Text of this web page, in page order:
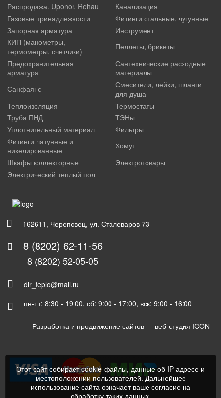
Распродажа. Uponor, Rehau
Канализация
Газовые принадлежности
Фитинги стальные, чугунные
Запорная арматура
Инструмент
КИП (манометры,
термометры, счетчики)
Пеллеты, брикеты
Предохранительная
арматура
Сантехнические расходные
материалы
Санфаянс
Смесители, лейки, шланги
для душа
Теплоизоляция
Термостаты
Труба ПНД
ТЭНы
Уплотнительный материал
Фильтры
Фитинги латунные и
никелированные
Хомут
Шкафы коллекторные
Электротовары
Электрический теплый пол
162611, Череповец, ул. Сталеваров 73
8 (8202) 62-11-56
8 (8202) 52-05-05
dir_teplo@mail.ru
пн-пт: 8:30 - 19:00, сб: 9:00 - 17:00, вск: 9:00 - 16:00
Разработка и продвижение сайтов — веб-студия ICON
Этот сайт собирает cookie-файлы, данные об IP-адресе и
местоположении пользователей. Дальнейшее
использование сайта означает ваше согласие на
обработку таких данных.